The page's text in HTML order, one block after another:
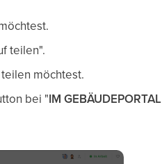
teilen".
möchtest.
bei "IM GEBÄUDEPORTAL